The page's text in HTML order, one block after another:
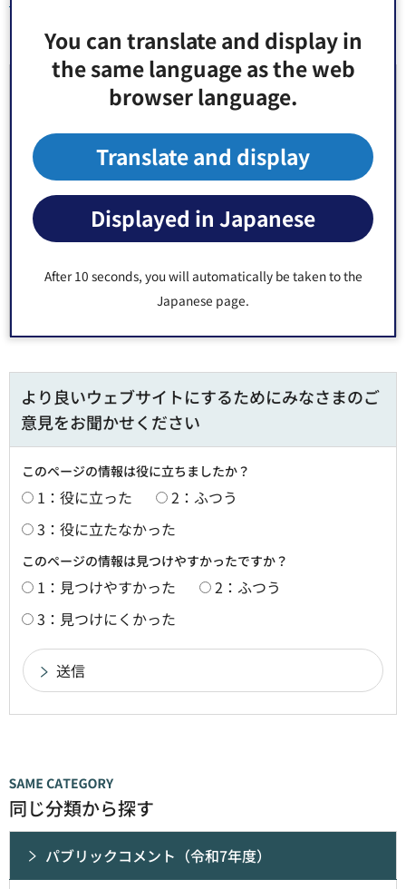
You can translate and display in
the same language as the web
browser language.
Translate and display
Displayed in Japanese
After 10 seconds, you will automatically be taken to the
Japanese page.
お問い合わせ先
危機管理室（総務部） 危機管理課 防災危機管理係 窓
口：防災センター4階1番
郵便番号135-8383 東京都江東区東陽4丁目11番28号
電話番号：03-3647-9382
Fax：03-3647-9651
より良いウェブサイトにするためにみなさまのご
意見をお聞かせください
このページの情報は役に立ちましたか？
1：役に立った
2：ふつう
3：役に立たなかった
このページの情報は見つけやすかったですか？
1：見つけやすかった
2：ふつう
3：見つけにくかった
同じ分類から探す
パブリックコメント（令和7年度）